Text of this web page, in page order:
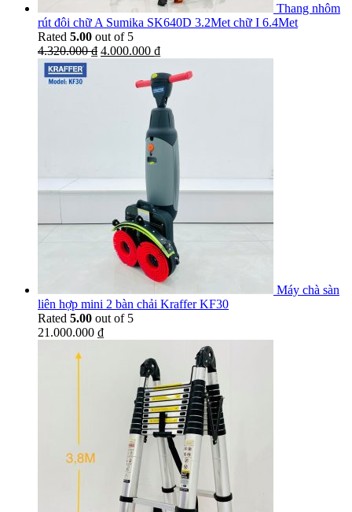
Thang nhôm
rút đôi chữ A Sumika SK640D 3.2Met chữ I 6.4Met
Rated 5.00 out of 5
4.320.000₫ 4.000.000 ₫
Máy chà sàn
liên hợp mini 2 bàn chải Kraffer KF30
Rated 5.00 out of 5
21.000.000 ₫